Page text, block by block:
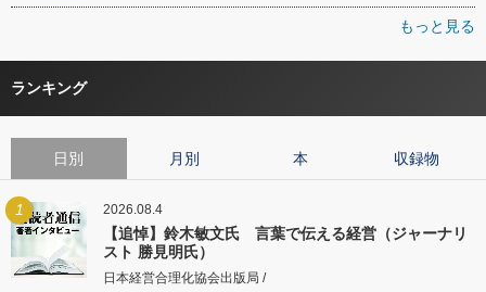
もっと見る
ランキング
日別 月別 本 収録物
1 2026.08.4
【追悼】鈴木敏文氏 言葉で伝える経営（ジャーナリ
スト 勝見明氏）
日本経営合理化協会出版局 /